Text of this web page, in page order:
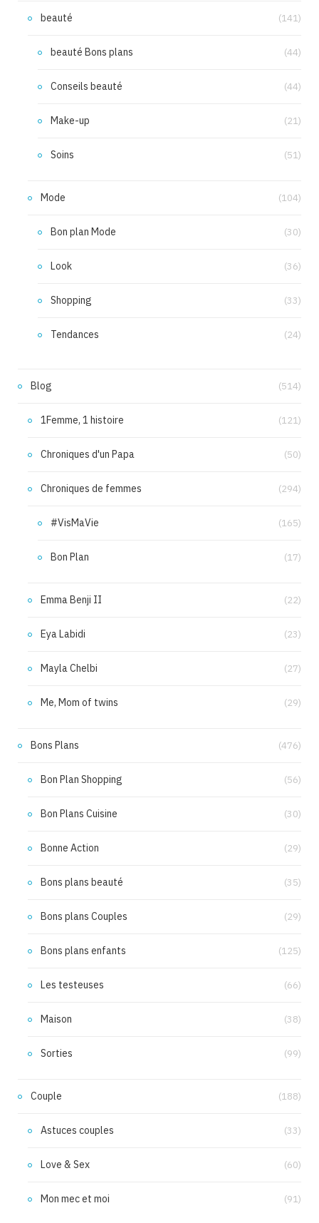
beauté (141)
beauté Bons plans (44)
Conseils beauté (44)
Make-up (21)
Soins (51)
Mode (104)
Bon plan Mode (30)
Look (36)
Shopping (33)
Tendances (24)
Blog (514)
1Femme, 1 histoire (121)
Chroniques d'un Papa (50)
Chroniques de femmes (294)
#VisMaVie (165)
Bon Plan (17)
Emma Benji II (22)
Eya Labidi (23)
Mayla Chelbi (27)
Me, Mom of twins (29)
Bons Plans (476)
Bon Plan Shopping (56)
Bon Plans Cuisine (30)
Bonne Action (29)
Bons plans beauté (35)
Bons plans Couples (29)
Bons plans enfants (125)
Les testeuses (66)
Maison (38)
Sorties (99)
Couple (188)
Astuces couples (33)
Love & Sex (60)
Mon mec et moi (91)